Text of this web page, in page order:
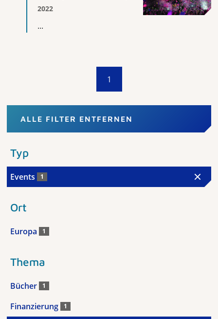
2022
...
1
ALLE FILTER ENTFERNEN
Typ
Events 1
Ort
Europa 1
Thema
Bücher 1
Finanzierung 1